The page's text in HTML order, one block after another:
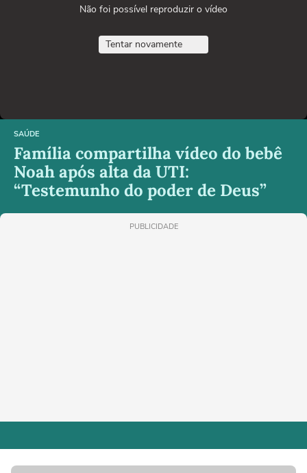
Não foi possível reproduzir o vídeo
Tentar novamente
SAÚDE
Família compartilha vídeo do bebê
Noah após alta da UTI:
“Testemunho do poder de Deus”
PUBLICIDADE